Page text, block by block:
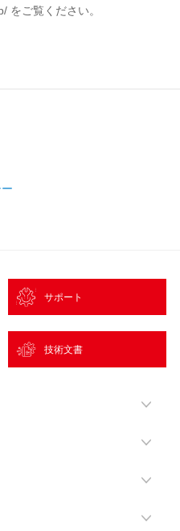
をご覧ください。
サポート
技術文書